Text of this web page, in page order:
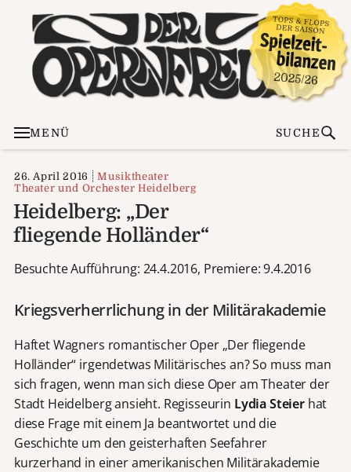
MENÜ SUCHE
26. April 2016
Musiktheater
Theater und Orchester Heidelberg
Heidelberg: „Der
fliegende Holländer“
Besuchte Aufführung: 24.4.2016, Premiere: 9.4.2016
Kriegsverherrlichung in der Militärakademie
Haftet Wagners romantischer Oper „Der fliegende
Holländer“ irgendetwas Militärisches an? So muss man
sich fragen, wenn man sich diese Oper am Theater der
Stadt Heidelberg ansieht. Regisseurin Lydia Steierhat
diese Frage mit einem Ja beantwortet und die
Geschichte um den geisterhaften Seefahrer
kurzerhand in einer amerikanischen Militärakademie